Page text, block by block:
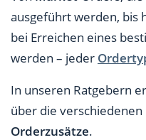
ausgeführt werden, bis
bei Erreichen eines
werden – jeder
In unseren Ratgebern
über die verschiedenen
Orderzusätze.